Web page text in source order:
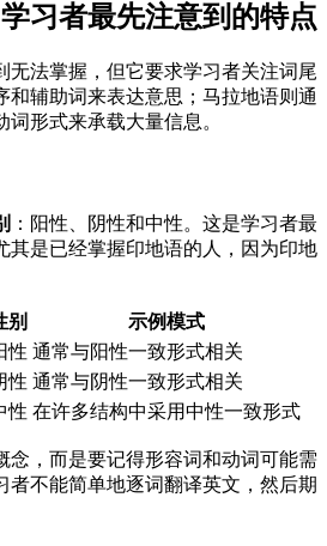
习者最先注意到的特点
无法掌握，但它要求学习者关注词尾
和辅助词来表达意思；马拉地语则通
形式来承载大量信息。
：阳性、阴性和中性。这是学习者最
其是已经掌握印地语的人，因为印地
别
示例模式
性 通常与阳性一致形式相关
性 通常与阴性一致形式相关
性 在许多结构中采用中性一致形式
念，而是要记得形容词和动词可能需
者不能简单地逐词翻译英文，然后期